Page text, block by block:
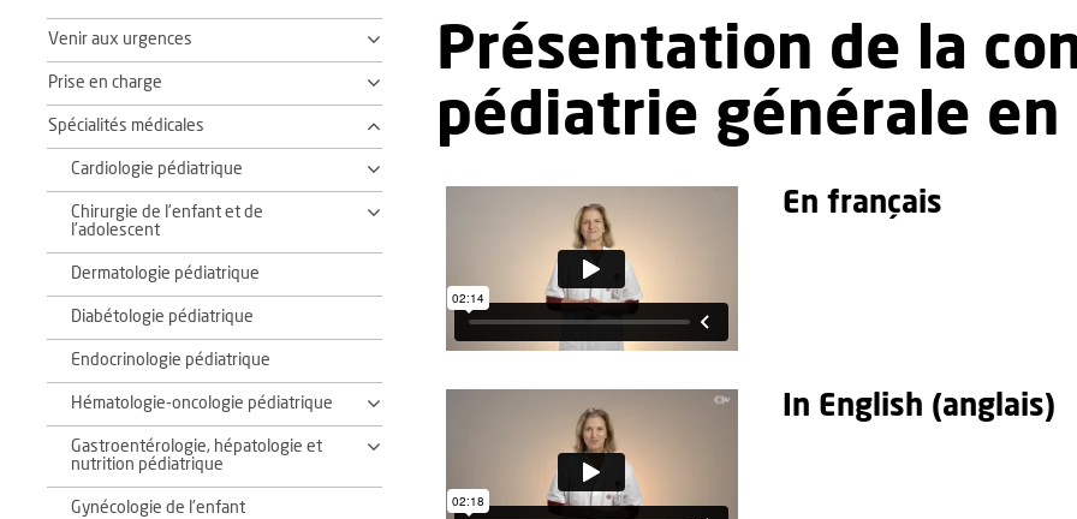
Venir aux urgences
Prise en charge
Spécialités médicales
Cardiologie pédiatrique
Chirurgie de l'enfant et de
l'adolescent
Dermatologie pédiatrique
Diabétologie pédiatrique
Endocrinologie pédiatrique
Hématologie-oncologie pédiatrique
Gastroentérologie, hépatologie et
nutrition pédiatrique
Gynécologie de l'enfant
Présentation de la
pédiatrie générale en
En français
In English (anglais)